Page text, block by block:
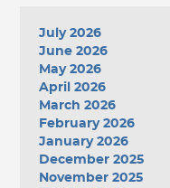
July 2026
June 2026
May 2026
April 2026
March 2026
February 2026
January 2026
December 2025
November 2025